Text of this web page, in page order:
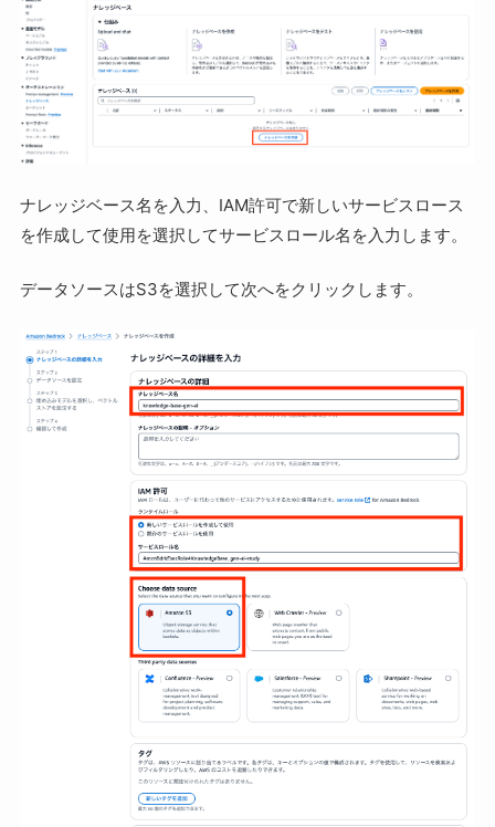
ナレッジベース名を入力、IAM許可で新しいサービスロース
を作成して使用を選択してサービスロール名を入力します。
データソースはS3を選択して次へをクリックします。